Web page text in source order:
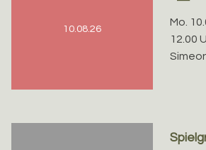
10.08.26
Mo.
12.00